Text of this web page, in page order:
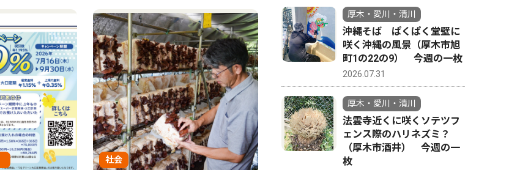
社会
厚木・愛川・清川
沖縄そば ぱくぱく堂壁に
咲く沖縄の風景（厚木市旭
町1の22の9） 今週の一枚
2026.07.31
厚木・愛川・清川
法雲寺近くに咲くソテツフ
ェンス際のハリネズミ？
（厚木市酒井） 今週の一
枚